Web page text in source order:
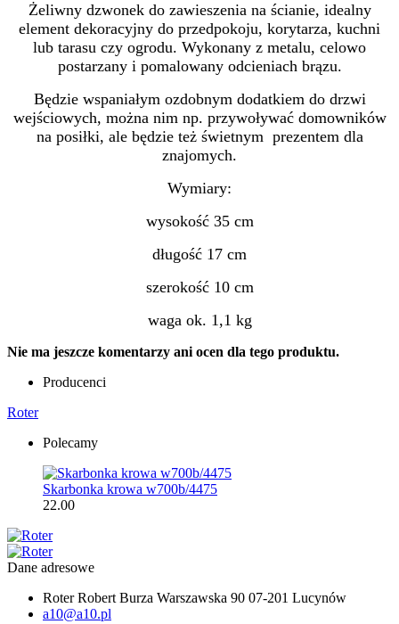
Żeliwny dzwonek do zawieszenia na ścianie, idealny
element dekoracyjny do przedpokoju, korytarza, kuchni
lub tarasu czy ogrodu. Wykonany z metalu, celowo
postarzany i pomalowany odcieniach brązu.
Będzie wspaniałym ozdobnym dodatkiem do drzwi
wejściowych, można nim np. przywoływać domowników
na posiłki, ale będzie też świetnym prezentem dla
znajomych.
Wymiary:
wysokość 35 cm
długość 17 cm
szerokość 10 cm
waga ok. 1,1 kg
Nie ma jeszcze komentarzy ani ocen dla tego produktu.
Producenci
Roter
Polecamy
Skarbonka krowa w700b/4475
22.00
Dane adresowe
Roter Robert Burza Warszawska 90 07-201 Lucynów
a10@a10.pl